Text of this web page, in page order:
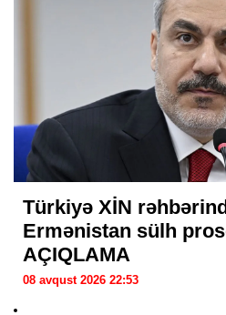
Türkiyə XİN
Ermənistan sülh
AÇIQLAMA
08 avqust 2026 22:53